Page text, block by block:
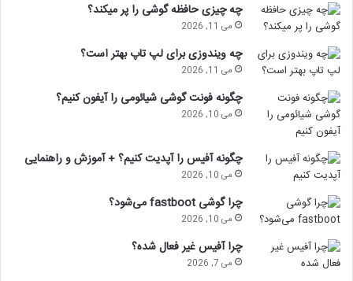
چه چیزی حافظه گوشی را پر میکند؟
می 11, 2026
چه ویندوزی برای لپ تاپ بهتر است؟
می 11, 2026
چگونه فونت گوشی شیائومی را آیفون کنیم؟
می 10, 2026
چگونه آفیس را آپدیت کنیم؟ + آموزش و راهنمایی
می 10, 2026
چرا گوشی fastboot می‌شود؟
می 10, 2026
چرا آفیس غیر فعال شده؟
می 7, 2026